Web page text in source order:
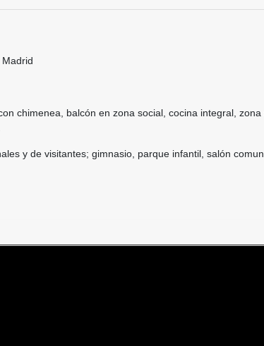
chimenea, balcón en zona social, cocina integral,
y de visitantes; gimnasio, parque infantil, salón